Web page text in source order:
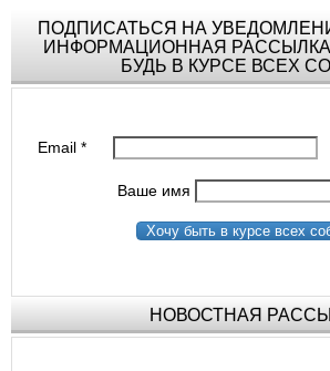
ПОДПИСАТЬСЯ НА
ИНФОРМАЦИОННАЯ
БУДЬ В КУРСЕ ВСЕХ
Email*
Ваше имя
Хочу быть в курсе всех
НОВОСТНАЯ